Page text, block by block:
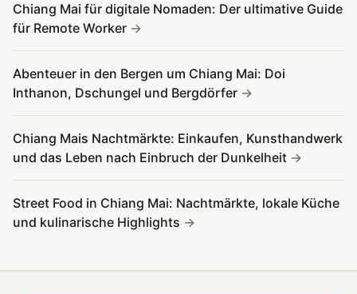
Chiang Mai für digitale Nomaden: Der ultimative Guide
für Remote Worker
Abenteuer in den Bergen um Chiang Mai: Doi
Inthanon, Dschungel und Bergdörfer
Chiang Mais Nachtmärkte: Einkaufen, Kunsthandwerk
und das Leben nach Einbruch der Dunkelheit
Street Food in Chiang Mai: Nachtmärkte, lokale Küche
und kulinarische Highlights